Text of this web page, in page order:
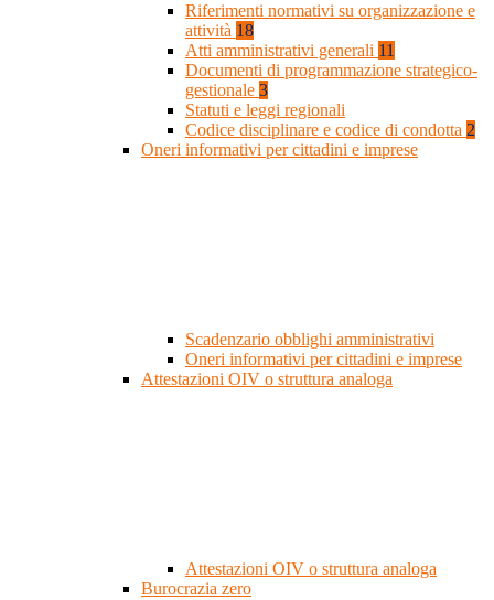
Riferimenti normativi su organizzazione e
attività 18
Atti amministrativi generali 11
Documenti di programmazione strategico-
gestionale 3
Statuti e leggi regionali
Codice disciplinare e codice di condotta 2
Oneri informativi per cittadini e imprese
Scadenzario obblighi amministrativi
Oneri informativi per cittadini e imprese
Attestazioni OIV o struttura analoga
Attestazioni OIV o struttura analoga
Burocrazia zero